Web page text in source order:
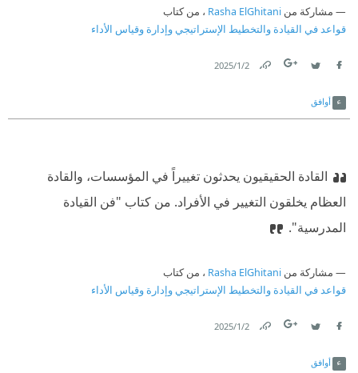
مشاركة من Rasha ElGhitani ، من كتاب
قواعد في القيادة والتخطيط الإستراتيجي وإدارة وقياس الأداء
2‏/1‏/2025
أوافق
القادة الحقيقيون يحدثون تغييراً في المؤسسات، والقادة
العظام يخلقون التغيير في الأفراد. من كتاب "فن القيادة
المدرسية".
مشاركة من Rasha ElGhitani ، من كتاب
قواعد في القيادة والتخطيط الإستراتيجي وإدارة وقياس الأداء
2‏/1‏/2025
أوافق